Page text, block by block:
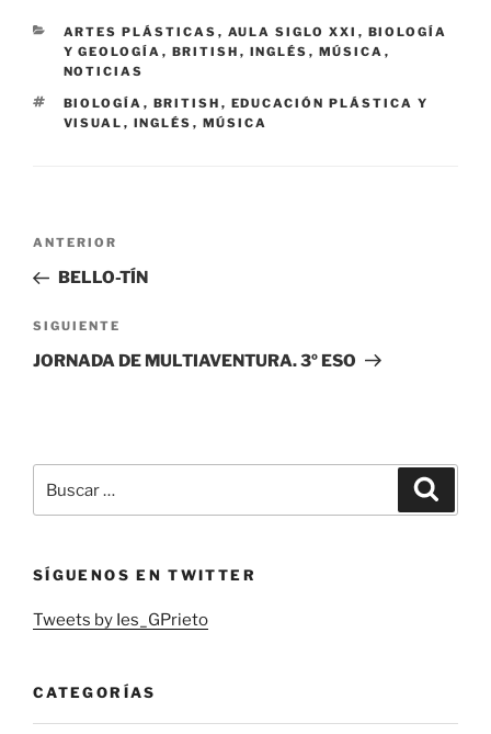
CATEGORÍAS
ARTES PLÁSTICAS , AULA SIGLO XXI , BIOLOGÍA
Y GEOLOGÍA , BRITISH , INGLÉS , MÚSICA ,
NOTICIAS
ETIQUETAS
BIOLOGÍA , BRITISH , EDUCACIÓN PLÁSTICA Y
VISUAL , INGLÉS , MÚSICA
Navegación
entradas
Entrada
anterior:
ANTERIOR
BELLO-TÍN
Siguiente
entrada
SIGUIENTE
JORNADA DE MULTIAVENTURA. 3º ESO
por:
SÍGUENOS EN TWITTER
Tweets by Ies_GPrieto
CATEGORÍAS